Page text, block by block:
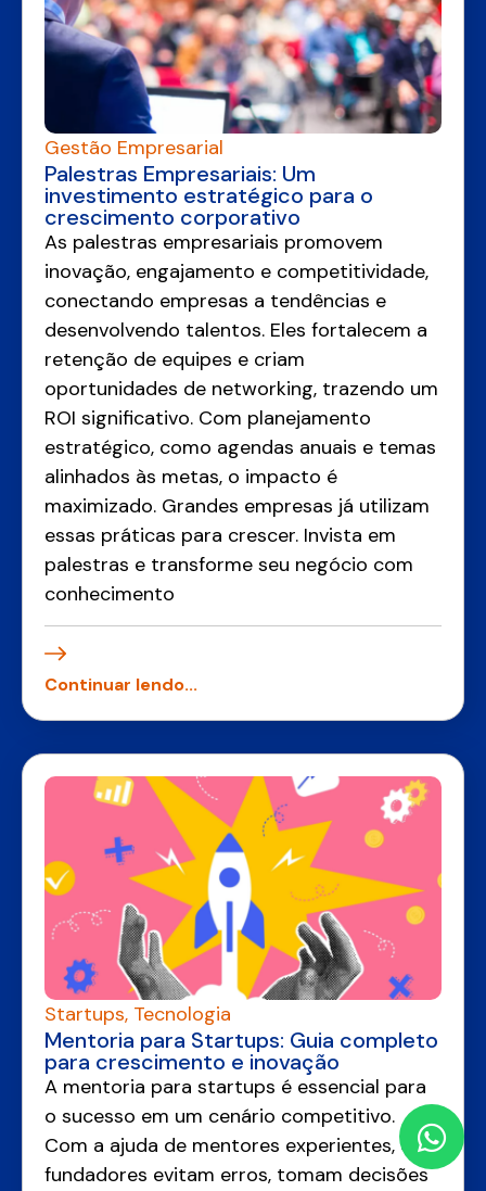
Gestão Empresarial
Palestras Empresariais: Um
investimento estratégico para o
crescimento corporativo
As palestras empresariais promovem
inovação, engajamento e competitividade,
conectando empresas a tendências e
desenvolvendo talentos. Eles fortalecem a
retenção de equipes e criam
oportunidades de networking, trazendo um
ROI significativo. Com planejamento
estratégico, como agendas anuais e temas
alinhados às metas, o impacto é
maximizado. Grandes empresas já utilizam
essas práticas para crescer. Invista em
palestras e transforme seu negócio com
conhecimento
Continuar lendo...
Startups, Tecnologia
Mentoria para Startups: Guia completo
para crescimento e inovação
A mentoria para startups é essencial para
o sucesso em um cenário competitivo.
Com a ajuda de mentores experientes, os
fundadores evitam erros, tomam decisões